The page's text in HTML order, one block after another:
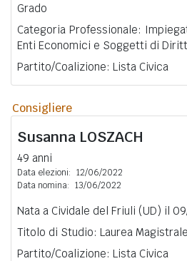
Grado
Categoria Professionale:
Enti Economici e Soggetti di
Partito/Coalizione: Lista Civica
Consigliere
Susanna LOSZACH
49 anni
Data elezioni: 12/06/2022
Data nomina: 13/06/2022
Nata a Cividale del Friuli (UD) il
Titolo di Studio: Laurea Magistrale
Partito/Coalizione: Lista Civica